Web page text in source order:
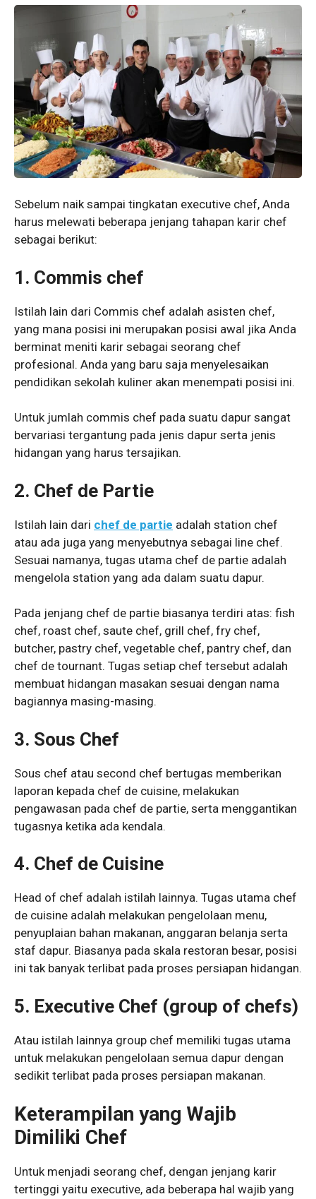
Sebelum naik sampai tingkatan executive chef, Anda
harus melewati beberapa jenjang tahapan karir chef
sebagai berikut:
1. Commis chef
Istilah lain dari Commis chef adalah asisten chef,
yang mana posisi ini merupakan posisi awal jika Anda
berminat meniti karir sebagai seorang chef
profesional. Anda yang baru saja menyelesaikan
pendidikan sekolah kuliner akan menempati posisi ini.
Untuk jumlah commis chef pada suatu dapur sangat
bervariasi tergantung pada jenis dapur serta jenis
hidangan yang harus tersajikan.
2. Chef de Partie
Istilah lain dari chef de partie adalah station chef
atau ada juga yang menyebutnya sebagai line chef.
Sesuai namanya, tugas utama chef de partie adalah
mengelola station yang ada dalam suatu dapur.
Pada jenjang chef de partie biasanya terdiri atas: fish
chef, roast chef, saute chef, grill chef, fry chef,
butcher, pastry chef, vegetable chef, pantry chef, dan
chef de tournant. Tugas setiap chef tersebut adalah
membuat hidangan masakan sesuai dengan nama
bagiannya masing-masing.
3. Sous Chef
Sous chef atau second chef bertugas memberikan
laporan kepada chef de cuisine, melakukan
pengawasan pada chef de partie, serta menggantikan
tugasnya ketika ada kendala.
4. Chef de Cuisine
Head of chef adalah istilah lainnya. Tugas utama chef
de cuisine adalah melakukan pengelolaan menu,
penyuplaian bahan makanan, anggaran belanja serta
staf dapur. Biasanya pada skala restoran besar, posisi
ini tak banyak terlibat pada proses persiapan hidangan.
5. Executive Chef (group of chefs)
Atau istilah lainnya group chef memiliki tugas utama
untuk melakukan pengelolaan semua dapur dengan
sedikit terlibat pada proses persiapan makanan.
Keterampilan yang Wajib
Dimiliki Chef
Untuk menjadi seorang chef, dengan jenjang karir
tertinggi yaitu executive, ada beberapa hal wajib yang